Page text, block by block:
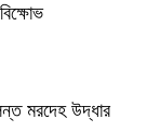
মরদেহ উদ্ধার